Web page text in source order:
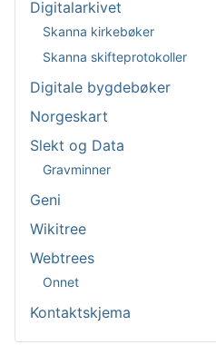
Digitalarkivet
Skanna kirkebøker
Skanna skifteprotokoller
Digitale bygdebøker
Norgeskart
Slekt og Data
Gravminner
Geni
Wikitree
Webtrees
Onnet
Kontaktskjema